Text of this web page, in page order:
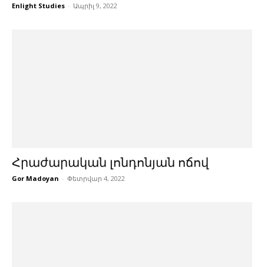
Enlight Studies - Ապրիլ 9, 2022
Հրաժարական լոնդոնյան ոճով
Gor Madoyan - Փետրվար 4, 2022